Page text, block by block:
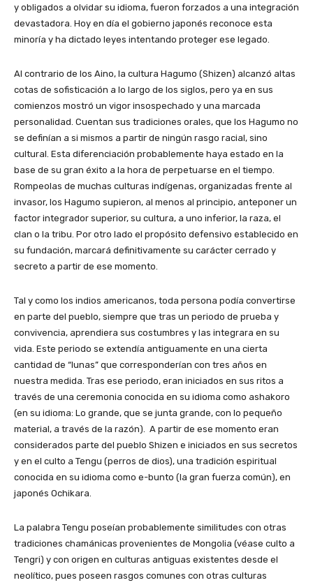
y obligados a olvidar su idioma, fueron forzados a una integración
devastadora. Hoy en día el gobierno japonés reconoce esta
minoría y ha dictado leyes intentando proteger ese legado.
Al contrario de los Aino, la cultura Hagumo (Shizen) alcanzó altas
cotas de sofisticación a lo largo de los siglos, pero ya en sus
comienzos mostró un vigor insospechado y una marcada
personalidad. Cuentan sus tradiciones orales, que los Hagumo no
se definían a si mismos a partir de ningún rasgo racial, sino
cultural. Esta diferenciación probablemente haya estado en la
base de su gran éxito a la hora de perpetuarse en el tiempo.
Rompeolas de muchas culturas indígenas, organizadas frente al
invasor, los Hagumo supieron, al menos al principio, anteponer un
factor integrador superior, su cultura, a uno inferior, la raza, el
clan o la tribu. Por otro lado el propósito defensivo establecido en
su fundación, marcará definitivamente su carácter cerrado y
secreto a partir de ese momento.
Tal y como los indios americanos, toda persona podía convertirse
en parte del pueblo, siempre que tras un periodo de prueba y
convivencia, aprendiera sus costumbres y las integrara en su
vida. Este periodo se extendía antiguamente en una cierta
cantidad de “lunas” que corresponderían con tres años en
nuestra medida. Tras ese periodo, eran iniciados en sus ritos a
través de una ceremonia conocida en su idioma como ashakoro
(en su idioma: Lo grande, que se junta grande, con lo pequeño
material, a través de la razón). A partir de ese momento eran
considerados parte del pueblo Shizen e iniciados en sus secretos
y en el culto a Tengu (perros de dios), una tradición espiritual
conocida en su idioma como e-bunto (la gran fuerza común), en
japonés Ochikara.
La palabra Tengu poseían probablemente similitudes con otras
tradiciones chamánicas provenientes de Mongolia (véase culto a
Tengri) y con origen en culturas antiguas existentes desde el
neolítico, pues poseen rasgos comunes con otras culturas